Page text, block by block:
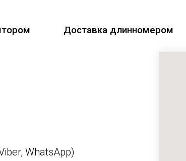
Доставка длинномером
WhatsApp)